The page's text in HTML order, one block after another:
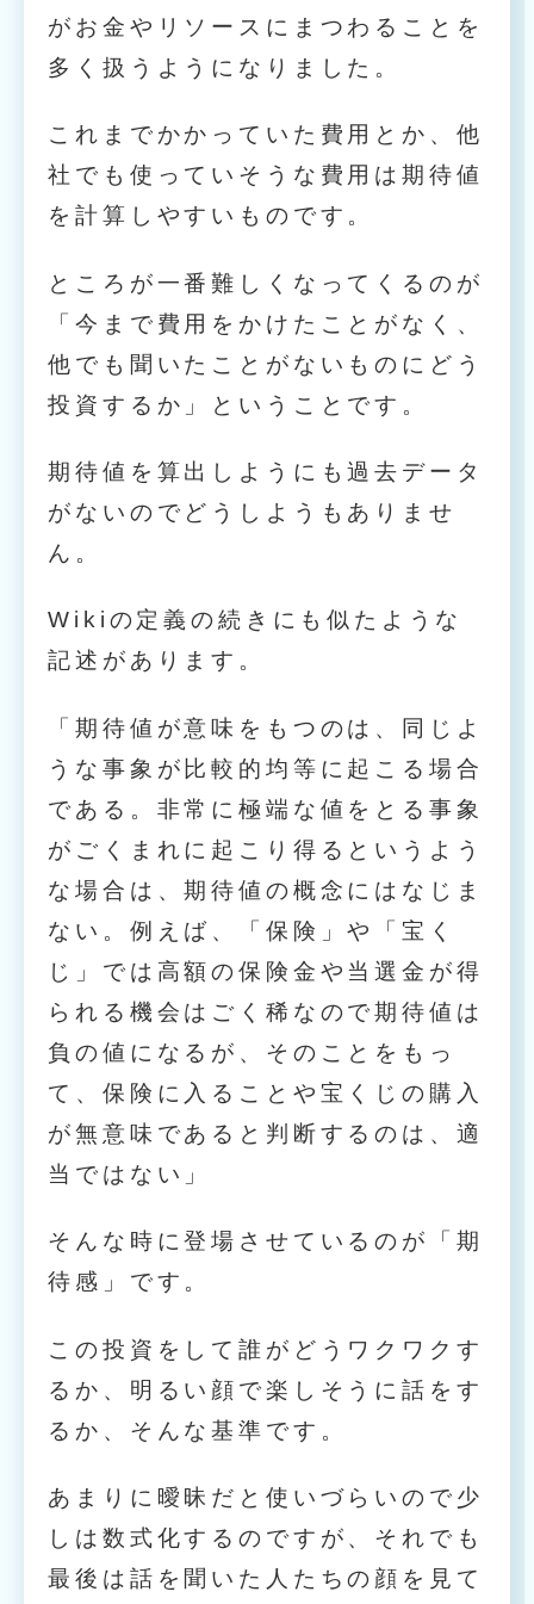
がお金やリソースにまつわることを
多く扱うようになりました。
これまでかかっていた費用とか、他
社でも使っていそうな費用は期待値
を計算しやすいものです。
ところが一番難しくなってくるのが
「今まで費用をかけたことがなく、
他でも聞いたことがないものにどう
投資するか」ということです。
期待値を算出しようにも過去データ
がないのでどうしようもありませ
ん。
Wikiの定義の続きにも似たような
記述があります。
「期待値が意味をもつのは、同じよ
うな事象が比較的均等に起こる場合
である。非常に極端な値をとる事象
がごくまれに起こり得るというよう
な場合は、期待値の概念にはなじま
ない。例えば、「保険」や「宝く
じ」では高額の保険金や当選金が得
られる機会はごく稀なので期待値は
負の値になるが、そのことをもっ
て、保険に入ることや宝くじの購入
が無意味であると判断するのは、適
当ではない」
そんな時に登場させているのが「期
待感」です。
この投資をして誰がどうワクワクす
るか、明るい顔で楽しそうに話をす
るか、そんな基準です。
あまりに曖昧だと使いづらいので少
しは数式化するのですが、それでも
最後は話を聞いた人たちの顔を見て